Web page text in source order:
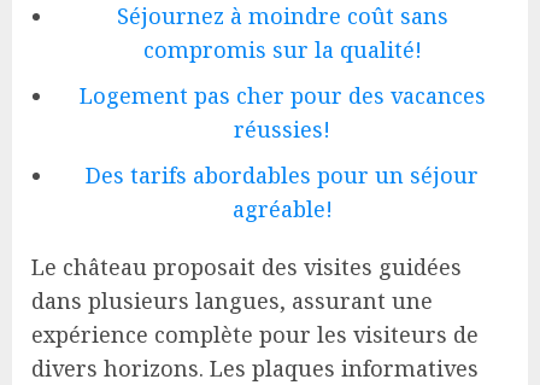
Séjournez à moindre coût sans
compromis sur la qualité!
Logement pas cher pour des vacances
réussies!
Des tarifs abordables pour un séjour
agréable!
Le château proposait des visites guidées
dans plusieurs langues, assurant une
expérience complète pour les visiteurs de
divers horizons. Les plaques informatives